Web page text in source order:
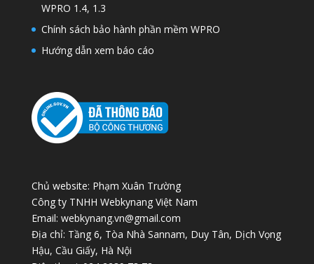
WPRO 1.4, 1.3
Chính sách bảo hành phần mềm WPRO
Hướng dẫn xem báo cáo
Chủ website: Phạm Xuân Trường
Công ty TNHH Webkynang Việt Nam
Email: webkynang.vn@gmail.com
Địa chỉ: Tầng 6, Tòa Nhà Sannam, Duy Tân, Dịch Vọng
Hậu, Cầu Giấy, Hà Nội